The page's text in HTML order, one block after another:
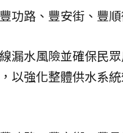
功路、豐安街、豐順
漏水風險並確保民
以強化整體供水系